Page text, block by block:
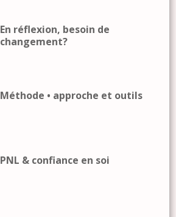
En réflexion, besoin de
changement?
Méthode • approche et outils
PNL & confiance en soi